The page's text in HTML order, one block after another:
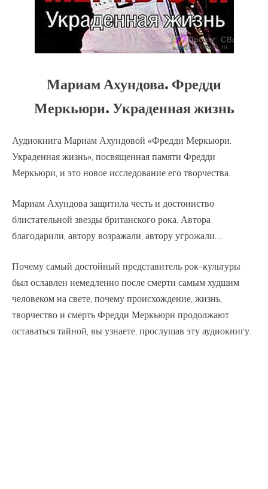
Мариам Ахундова. Фредди
Меркьюри. Украденная жизнь
Аудиокнига Мариам Ахундовой «Фредди Меркьюри.
Украденная жизнь», посвященная памяти Фредди
Меркьюри, и это новое исследование его творчества.
Мариам Ахундова защитила честь и достоинство
блистательной звезды британского рока. Автора
благодарили, автору возражали, автору угрожали…
Почему самый достойный представитель рок-культуры
был ославлен немедленно после смерти самым худшим
человеком на свете, почему происхождение, жизнь,
творчество и смерть Фредди Меркьюри продолжают
оставаться тайной, вы узнаете, прослушав эту аудиокнигу.